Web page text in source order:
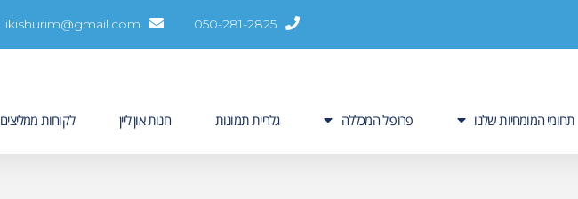
050-281-2825
ikishurim@gmail.com
תחומי המומחיות שלנו פרופיל המכללה גלריית תמונות חנות און ליין לקוחות ממליצים